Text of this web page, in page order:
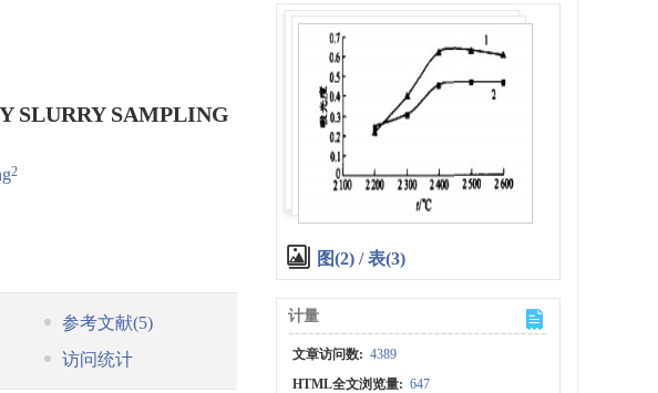
SLURRY SAMPLING
2
参考文献(5)
访问统计
图(2) /表(3)
计量
文章访问数: 4389
HTML全文浏览量: 647